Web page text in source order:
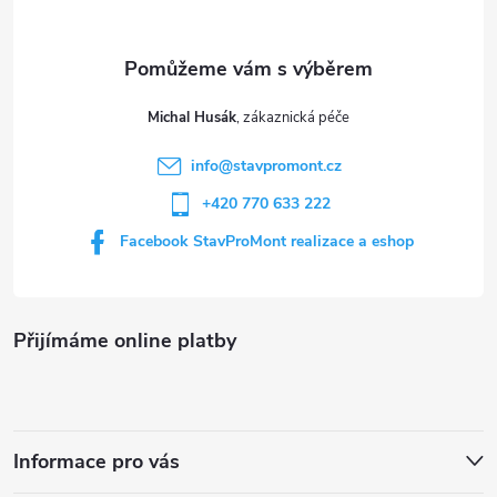
s
Přijímáme online platby
Informace pro vás
Michal Husák
info@stavpromont.cz
+420 770 633 222
Facebook StavProMont realizace a eshop